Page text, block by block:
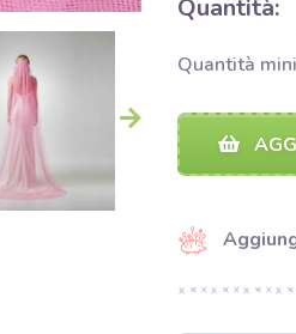
Quantità:
Quantità